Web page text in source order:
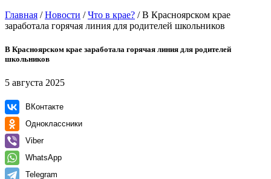
Главная /Новости /Что в крае? /В Красноярском крае
заработала горячая линия для родителей школьников
В Красноярском крае заработала горячая линия для родителей
школьников
5 августа 2025
ВКонтакте
Одноклассники
Viber
WhatsApp
Telegram